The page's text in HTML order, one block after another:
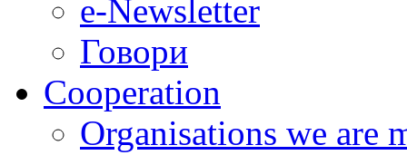
e-Newsletter
Говори
Cooperation
Organisations we are